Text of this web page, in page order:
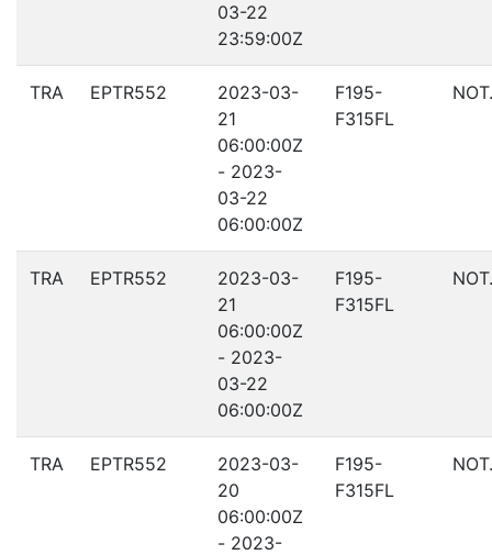
03-22
23:59:00Z
TRA EPTR552
2023-03-
21
06:00:00Z
- 2023-
03-22
06:00:00Z
F195-
F315FL
TRA EPTR552
2023-03-
21
06:00:00Z
- 2023-
03-22
06:00:00Z
F195-
F315FL
TRA EPTR552
2023-03-
20
06:00:00Z
- 2023-
F195-
F315FL